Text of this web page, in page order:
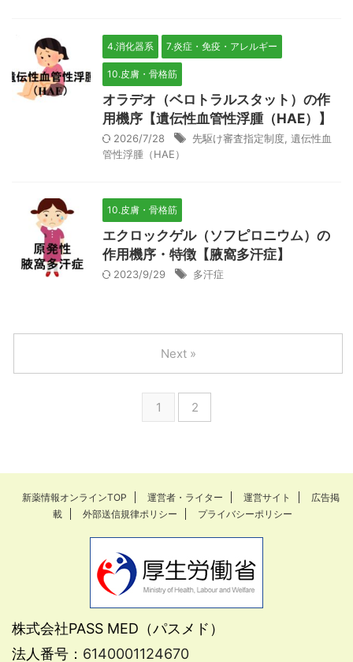
4.消化器系 7.炎症・免疫・アレルギー
10.皮膚・骨格筋
オラデオ（ベロトラルスタット）の作
用機序【遺伝性血管性浮腫（HAE）】
2026/7/28 先駆け審査指定制度 遺伝性血
管性浮腫（HAE）
10.皮膚・骨格筋
エクロックゲル（ソフピロニウム）の
作用機序・特徴【腋窩多汗症】
2023/9/29 多汗症
1 2
Next »
新薬情報オンラインTOP 運営者・ライター 運営サイト
広告掲
載
外部送信規律ポリシー プライバシーポリシー
株式会社PASS MED（パスメド）
法人番号： 6140001124670